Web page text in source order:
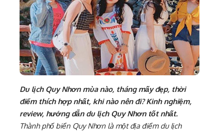
Du lịch Quy Nhơn mùa nào, tháng mấy đẹp, thời
điểm thích hợp nhất, khi nào nên đi? Kinh nghiệm,
review, hướng dẫn du lịch Quy Nhơn tốt nhất.
Thành phố biển Quy Nhơn là một địa điểm du lịch